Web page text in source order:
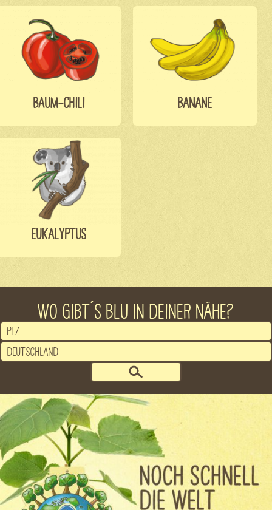
BAUM-CHILI BANANE
EUKALYPTUS
WO GIBT´S BLU IN DEINER NÄHE?